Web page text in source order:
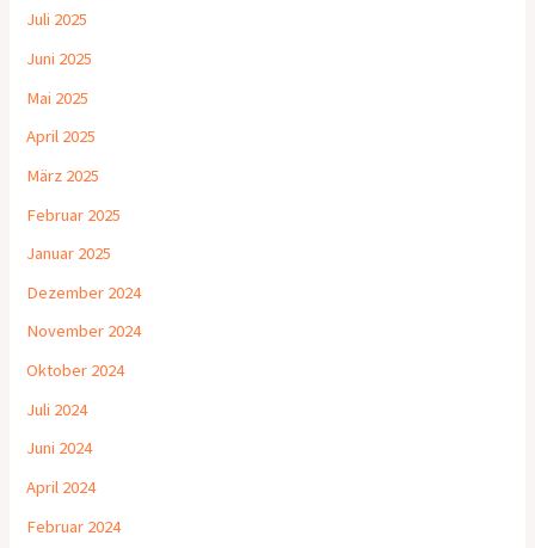
Juli 2025
Juni 2025
Mai 2025
April 2025
März 2025
Februar 2025
Januar 2025
Dezember 2024
November 2024
Oktober 2024
Juli 2024
Juni 2024
April 2024
Februar 2024